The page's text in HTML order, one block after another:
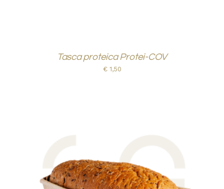
Tasca proteica Protei-COV
€1,50